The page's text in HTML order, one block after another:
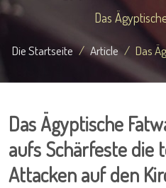
Das
Die Startseite Article Das
Das Ägyptische
aufs Schärfeste die
Attacken auf den